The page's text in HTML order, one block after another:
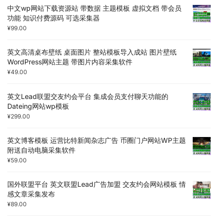
中文wp网站下载资源站 带数据 主题模板 虚拟文档 带会员
功能 知识付费源码 可选采集器
¥99.00
英文高清桌布壁纸 桌面图片 整站模板导入成站 图片壁纸
WordPress网站主题 带图片内容采集软件
¥49.00
英文Lead联盟交友约会平台 集成会员支付聊天功能的
Dateing网站wp模板
¥299.00
英文博客模板 运营比特新闻杂志广告 币圈门户网站WP主题
附送自动电脑采集软件
¥59.00
国外联盟平台 英文联盟Lead广告加盟 交友约会网站模板 情
感文章采集发布
¥89.00